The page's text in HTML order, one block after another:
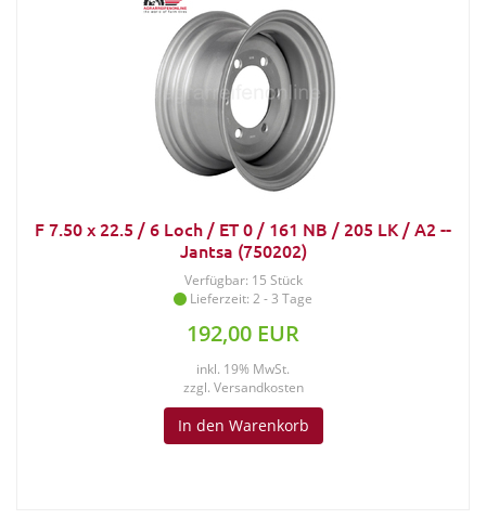
F 7.50 x 22.5 / 6 Loch / ET 0 / 161 NB / 205 LK / A2 --
Jantsa (750202)
Verfügbar: 15 Stück
Lieferzeit: 2 - 3 Tage
192,00 EUR
inkl. 19% MwSt.
zzgl. Versandkosten
In den Warenkorb